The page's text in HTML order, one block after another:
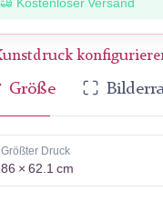
Kostenloser Versand
Größe
Größter Druck
86 × 62.1 cm